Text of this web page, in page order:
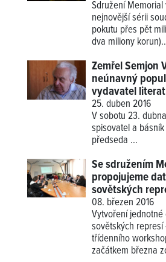
Sdružení
nejnovější sérii
pokutu přes pět
dva miliony
Zemřel Semjon
neúnavný
vydavatel
25. duben 2016
V sobotu 23.
spisovatel a
předseda ...
Se sdružením
propojujeme
sovětských
08. březen 2016
Vytvoření
sovětských
třídenního
začátkem března